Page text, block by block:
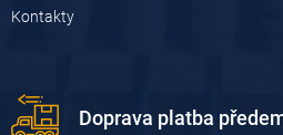
Kontakty
Doprava platba